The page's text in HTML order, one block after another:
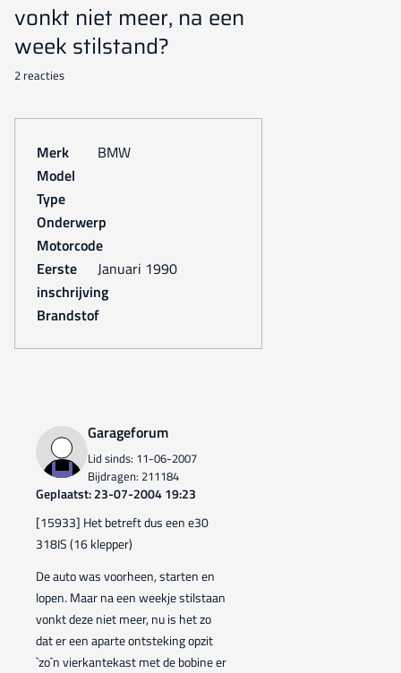
vonkt niet meer, na een
week stilstand?
2 reacties
Merk
BMW
Model
Type
Onderwerp
Motorcode
Eerste
inschrijving
januari 1990
Brandstof
Garageforum
Lid sinds: 11-06-2007
Bijdragen: 211184
Geplaatst: 23-07-2004 19:23
[15933] Het betreft dus een e30
318IS (16 klepper)
De auto was voorheen, starten en
lopen. Maar na een weekje stilstaan
vonkt deze niet meer, nu is het zo
dat er een aparte ontsteking opzit
`zo`n vierkantekast met de bobine er